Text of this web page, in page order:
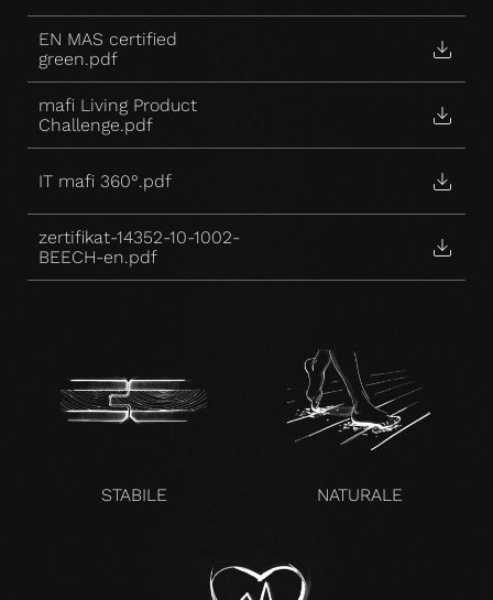
EN MAS certified
green.pdf
mafi Living Product
Challenge.pdf
IT mafi 360°.pdf
zertifikat-14352-10-1002-
BEECH-en.pdf
STABILE NATURALE